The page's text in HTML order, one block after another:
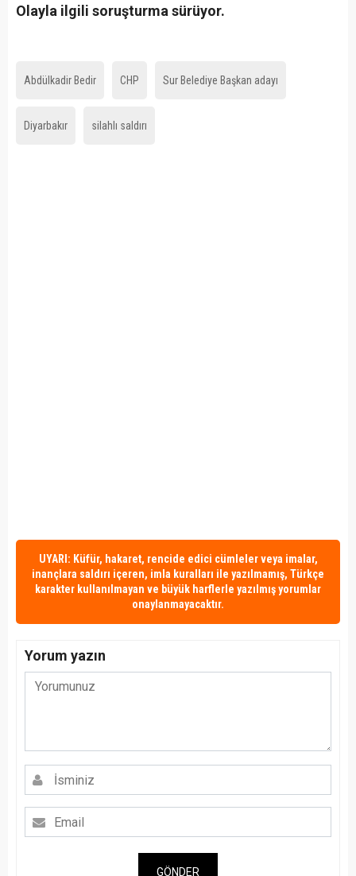
Olayla ilgili soruşturma sürüyor.
Abdülkadir Bedir CHP Sur Belediye Başkan adayı
Diyarbakır silahlı saldırı
UYARI: Küfür, hakaret, rencide edici cümleler veya imalar,
inançlara saldırı içeren, imla kuralları ile yazılmamış, Türkçe
karakter kullanılmayan ve büyük harflerle yazılmış yorumlar
onaylanmayacaktır.
Yorum yazın
GÖNDER